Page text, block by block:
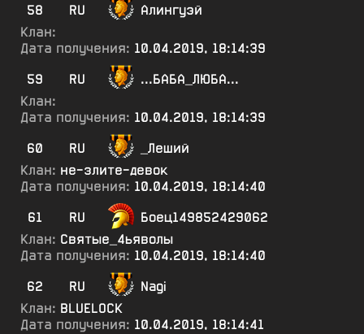
58
RU
Алингуэй
Клан:
Дата получения: 10.04.2019, 18:14:39
59
RU
...БАБА_ЛЮБА...
Клан:
Дата получения: 10.04.2019, 18:14:39
60
RU
_Леший
Клан: не-злите-девок
Дата получения: 10.04.2019, 18:14:40
61
RU
Боец149852429062
Клан: Святые_4ьяволы
Дата получения: 10.04.2019, 18:14:40
62
RU
Nagi
Клан: BLUELOCK
Дата получения: 10.04.2019, 18:14:41